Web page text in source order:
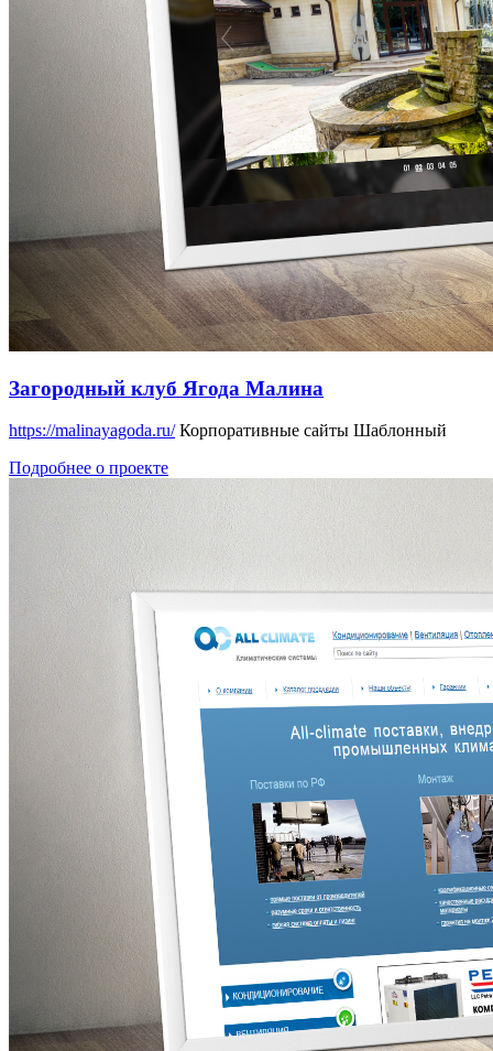
Загородный клуб Ягода Малина
https://malinayagoda.ru/ Корпоративные сайты Шаблонный
Подробнее о проекте